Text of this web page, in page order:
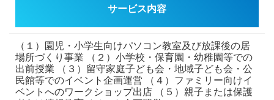
サービス内容
（１）園児・小学生向けパソコン教室及び放課後の居
場所づくり事業 （２）小学校・保育園・幼稚園等での
出前授業 （３）留守家庭子ども会・地域子ども会・公
民館等でのイベント企画運営 （４）ファミリー向けイ
ベントへのワークショップ出店 （５）親子または保護